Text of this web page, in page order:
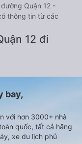
Quận 12 -
thông tin từ các
12 đi
bay,
với hơn 3000+ nhà
quốc, tất cả hãng
xe du lịch phủ